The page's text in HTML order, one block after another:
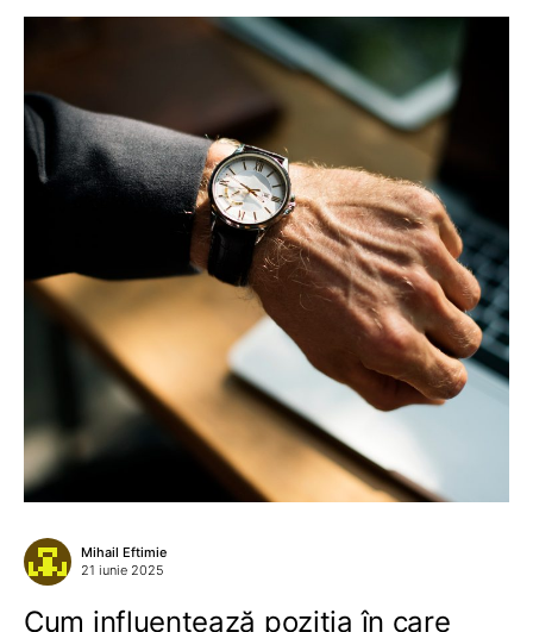
Mihail Eftimie
21 iunie 2025
Cum influențează poziția în care